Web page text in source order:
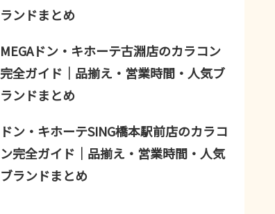
ランドまとめ
MEGAドン・キホーテ古淵店のカラコン
完全ガイド｜品揃え・営業時間・人気ブ
ランドまとめ
ドン・キホーテSING橋本駅前店のカラコ
ン完全ガイド｜品揃え・営業時間・人気
ブランドまとめ